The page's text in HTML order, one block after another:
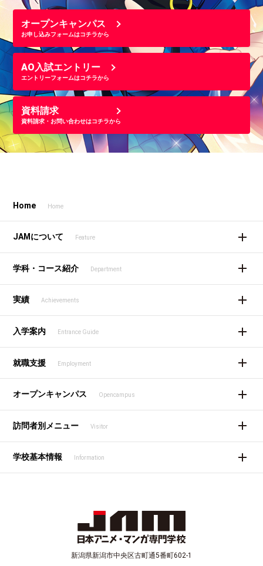
オープンキャンパス
お申し込みフォームはコチラから
AO入試エントリー
エントリーフォームはコチラから
資料請求
資料請求・お問い合わせはコチラから
Home Home
JAMについて Feature
学科・コース紹介 Department
実績 Achievements
入学案内 Entrance Guide
就職支援 Employment
オープンキャンパス Opencampus
訪問者別メニュー Visitor
学校基本情報 Information
新潟県新潟市中央区古町通5番町602-1